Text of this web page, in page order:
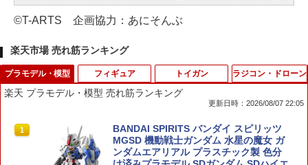
©T-ARTS 企画協力：あにそんぶ
楽天市場 売れ筋ランキング
プラモデル・模型
楽天 プラモデル・模型 売れ筋ランキング
更新日時：2026/08/07 22:05
1
BANDAI SPIRITS バンダイ スピリッツ
MGSD 機動戦士ガンダム 水星の魔女 ガ
ンダムエアリアル プラスチック製 色分
フィギュア トイガン ラジコン・ドローン